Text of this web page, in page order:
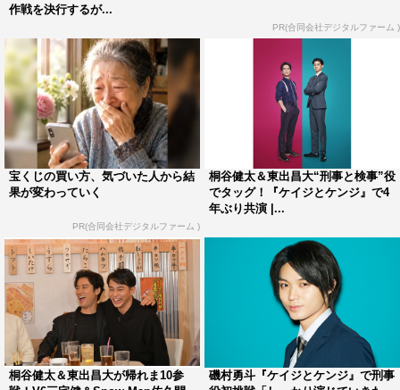
また豪太の妹で、修平とコンビを組む立会事務官・みな
み役の比嘉からは「役柄としては犬猿の仲なんですけど、
本番ギリギリまでずっとお話されてます」というタレコミ
が。
これには「段取り後、僕が桐谷さんと熱をもって演技の
話をしているときに、比嘉さんがこっちを見てくれてて。
僕たち相当かっこよく映ってるんだろうなと思ってました
（笑）」としたり顔の東出。すると桐谷がすかさず「おま
え、ほんまに真島みたいやな（笑）」とツッコんだ。
そんな2人を部下に持つ役どころの風間と柳葉は「豪太
は熱があって、真剣なんだろうけど嫌だね。人間としては
好きですけど、部下としては厄介（笑）」（風間）、「真
作戦を決行するが...
PR(合同会社デジタルファーム )
宝くじの買い方、気づいた人から結
果が変わっていく
PR(合同会社デジタルファーム )
桐谷健太＆東出昌大“刑事と検事”役
でタッグ！『ケイジとケンジ』で4
年ぶり共演 |...
桐谷健太＆東出昌大が帰れま10参
磯村勇斗『ケイジとケンジ』で刑事